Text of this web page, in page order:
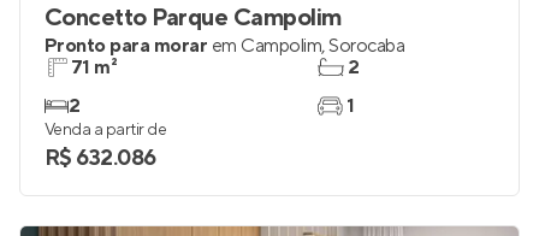
Concetto Parque Campolim
Pronto para morar em Campolim,Sorocaba
71 m²
2
2
1
Venda a partir de
R$ 632.086